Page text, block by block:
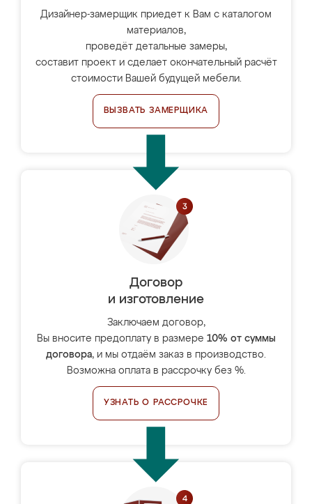
Дизайнер-замерщик приедет к Вам с каталогом
материалов,
проведёт детальные замеры,
составит проект и сделает окончательный расчёт
стоимости Вашей будущей мебели.
ВЫЗВАТЬ ЗАМЕРЩИКА
Договор
и изготовление
Заключаем договор,
Вы вносите предоплату в размере 10% от суммы
договора, и мы отдаём заказ в производство.
Возможна оплата в рассрочку без %.
УЗНАТЬ О РАССРОЧКЕ